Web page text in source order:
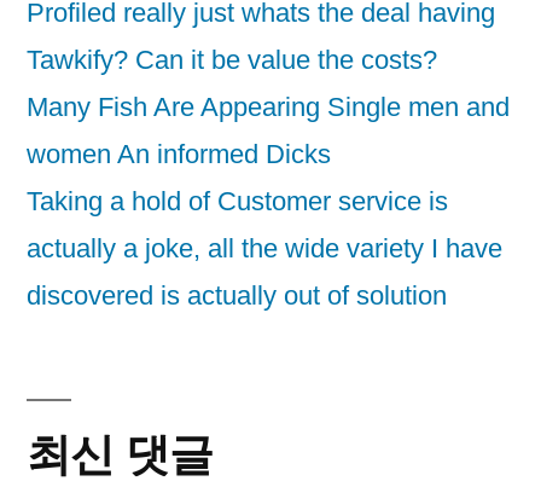
Profiled really just whats the deal having
Tawkify? Can it be value the costs?
Many Fish Are Appearing Single men and
women An informed Dicks
Taking a hold of Customer service is
actually a joke, all the wide variety I have
discovered is actually out of solution
최신 댓글